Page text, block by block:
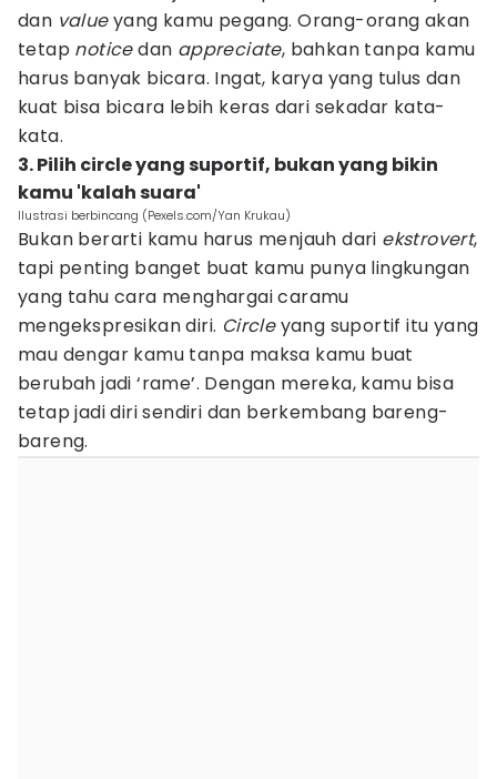
dan valueyang kamu pegang. Orang-orang akan
tetap noticedan appreciate, bahkan tanpa kamu
harus banyak bicara. Ingat, karya yang tulus dan
kuat bisa bicara lebih keras dari sekadar kata-
kata.
3. Pilih circle yang suportif, bukan yang bikin
kamu 'kalah suara'
Ilustrasi berbincang (Pexels.com/Yan Krukau)
Bukan berarti kamu harus menjauh dari ekstrovert,
tapi penting banget buat kamu punya lingkungan
yang tahu cara menghargai caramu
mengekspresikan diri. Circleyang suportif itu yang
mau dengar kamu tanpa maksa kamu buat
berubah jadi ‘rame’. Dengan mereka, kamu bisa
tetap jadi diri sendiri dan berkembang bareng-
bareng.